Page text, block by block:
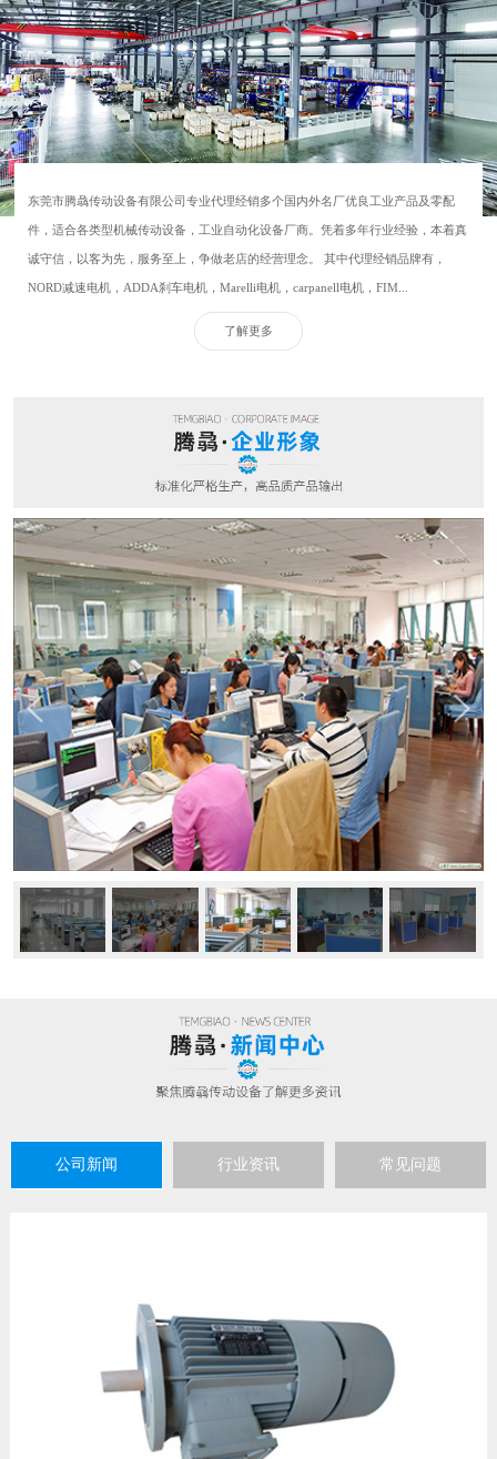
东莞市腾骉传动设备有限公司专业代理经销多个国内外名厂优良工业产品及零配
件，适合各类型机械传动设备，工业自动化设备厂商。凭着多年行业经验，本着真
诚守信，以客为先，服务至上，争做老店的经营理念。 其中代理经销品牌有，
NORD减速电机，ADDA刹车电机，Marelli电机，carpanell电机，FIM...
了解更多
公司新闻 行业资讯 常见问题